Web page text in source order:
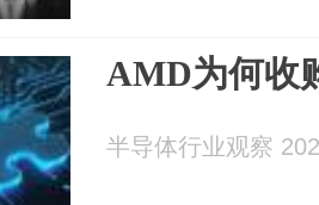
AMD为何收
半导体行业观察